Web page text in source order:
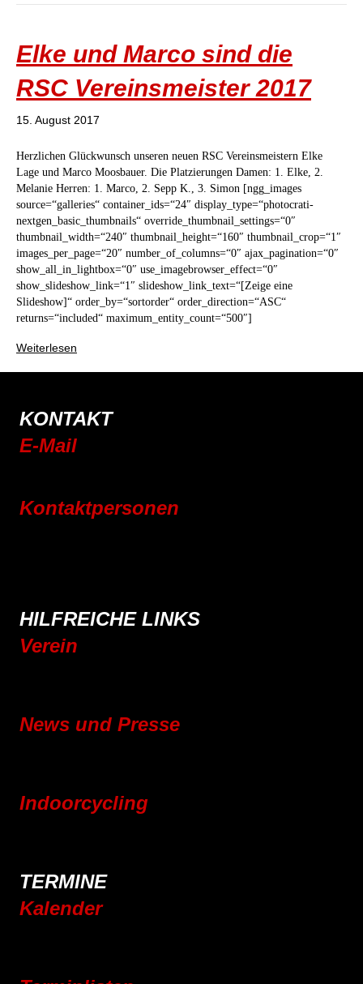
Elke und Marco sind die
RSC Vereinsmeister 2017
15. August 2017
Herzlichen Glückwunsch unseren neuen RSC Vereinsmeistern Elke
Lage und Marco Moosbauer. Die Platzierungen Damen: 1. Elke, 2.
Melanie Herren: 1. Marco, 2. Sepp K., 3. Simon [ngg_images
source=“galleries“ container_ids=“24″ display_type=“photocrati-
nextgen_basic_thumbnails“ override_thumbnail_settings=“0″
thumbnail_width=“240″ thumbnail_height=“160″ thumbnail_crop=“1″
images_per_page=“20″ number_of_columns=“0″ ajax_pagination=“0″
show_all_in_lightbox=“0″ use_imagebrowser_effect=“0″
show_slideshow_link=“1″ slideshow_link_text=“[Zeige eine
Slideshow]“ order_by=“sortorder“ order_direction=“ASC“
returns=“included“ maximum_entity_count=“500″]
Weiterlesen
KONTAKT
E-Mail
Kontaktpersonen
HILFREICHE LINKS
Verein
News und Presse
Indoorcycling
TERMINE
Kalender